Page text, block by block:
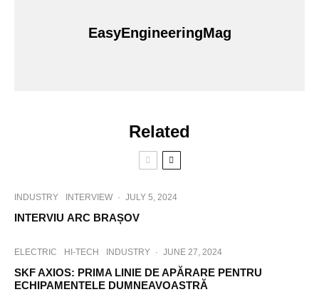
EasyEngineeringMag
Related
INDUSTRY INTERVIEW · JULY 5, 2024
INTERVIU ARC BRAȘOV
ELECTRIC HI-TECH INDUSTRY · JUNE 27, 2024
SKF AXIOS: PRIMA LINIE DE APĂRARE PENTRU
ECHIPAMENTELE DUMNEAVOASTRĂ